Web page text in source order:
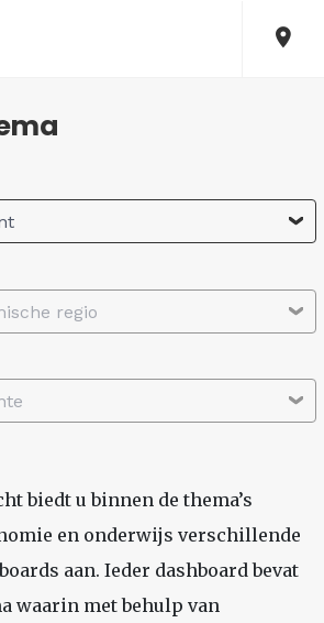
regio
biedt u binnen de thema’s
en onderwijs verschillende
aan. Ieder dashboard bevat
waarin met behulp van